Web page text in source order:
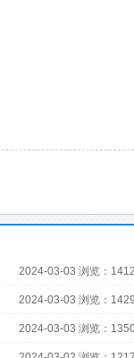
2024-03-03 浏览：1412
2024-03-03 浏览：1429
2024-03-03 浏览：